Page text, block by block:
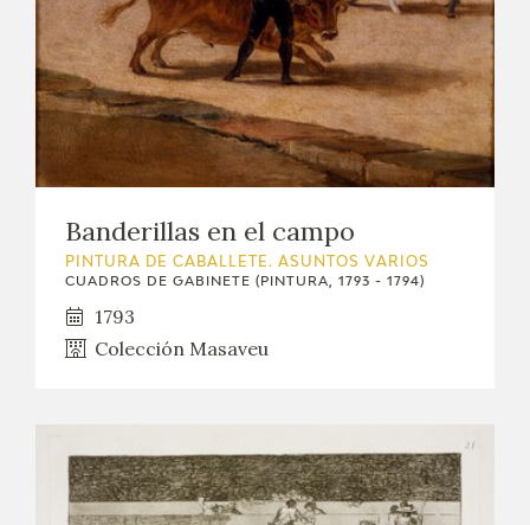
ACTUALIDAD
SALA DE PRENSA
BLOG CUADERNO ITALIANO
BIOGRAFÍA
CATÁLOGO
GOYA EN EL MUNDO
Banderillas en el campo
PINTURA DE CABALLETE. ASUNTOS VARIOS
CUADROS DE GABINETE (PINTURA, 1793 - 1794)
1793
Colección Masaveu